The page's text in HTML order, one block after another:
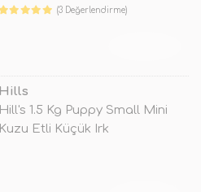
(3 Değerlendirme)
Hills
Hill's 1.5 Kg Puppy Small Mini
Kuzu Etli Küçük Irk